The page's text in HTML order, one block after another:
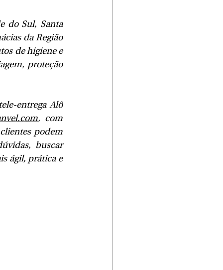
do Sul, Santa
da Região
de higiene e
proteção
entrega Alô
, com
podem
buscar
ágil, prática e